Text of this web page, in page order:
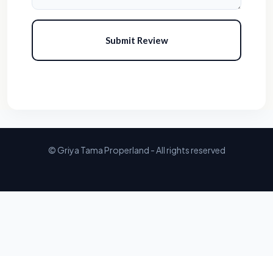
Submit Review
© Griya Tama Properland - All rights reserved